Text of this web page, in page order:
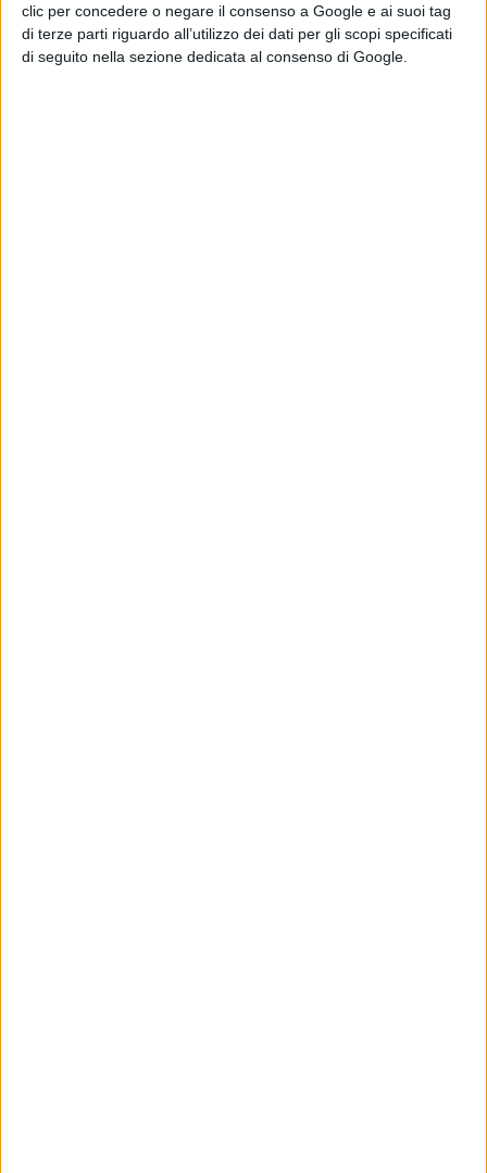
clic per concedere o negare il consenso a Google e ai suoi tag
di terze parti riguardo all’utilizzo dei dati per gli scopi specificati
di seguito nella sezione dedicata al consenso di Google.
piccole realtà questo rapporto di fatto non risulta
essere applicabile.